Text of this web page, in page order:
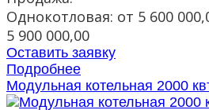
Однокотловая: от 5 600
5 900 000,00
Оставить заявку
Подробнее
Модульная котельная 2000